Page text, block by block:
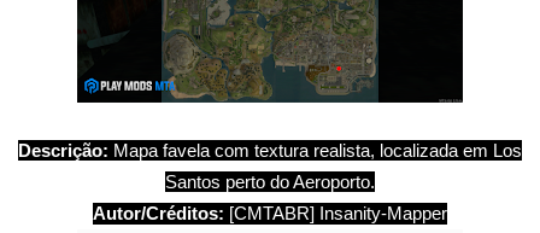
Descrição: Mapa favela com textura realista, localizada em Los
Santos perto do Aeroporto.
Autor/Créditos: [CMTABR] Insanity-Mapper